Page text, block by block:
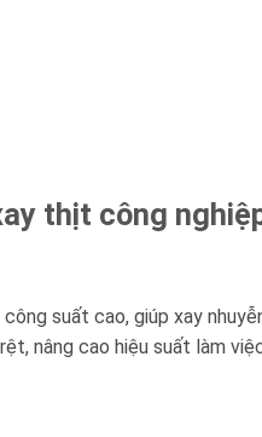
thịt công
suất cao, giúp xay
nâng cao hiệu suất làm